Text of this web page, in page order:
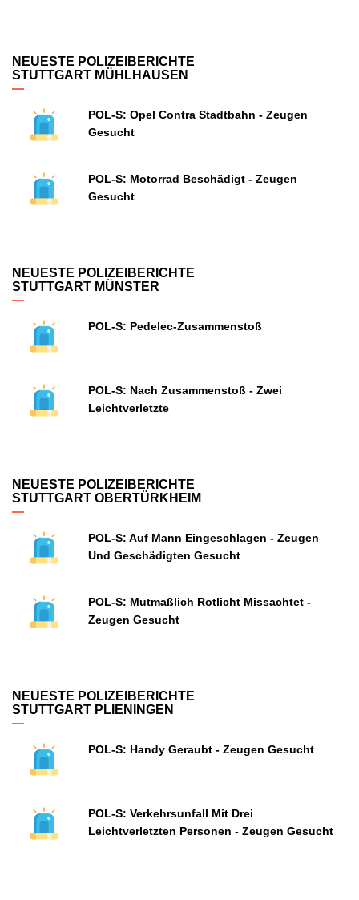
NEUESTE POLIZEIBERICHTE
STUTTGART MÜHLHAUSEN
POL-S: Opel Contra Stadtbahn - Zeugen
Gesucht
POL-S: Motorrad Beschädigt - Zeugen
Gesucht
NEUESTE POLIZEIBERICHTE
STUTTGART MÜNSTER
POL-S: Pedelec-Zusammenstoß
POL-S: Nach Zusammenstoß - Zwei
Leichtverletzte
NEUESTE POLIZEIBERICHTE
STUTTGART OBERTÜRKHEIM
POL-S: Auf Mann Eingeschlagen - Zeugen
Und Geschädigten Gesucht
POL-S: Mutmaßlich Rotlicht Missachtet -
Zeugen Gesucht
NEUESTE POLIZEIBERICHTE
STUTTGART PLIENINGEN
POL-S: Handy Geraubt - Zeugen Gesucht
POL-S: Verkehrsunfall Mit Drei
Leichtverletzten Personen - Zeugen Gesucht